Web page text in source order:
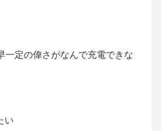
一定の偉さがなんで充電できな
い